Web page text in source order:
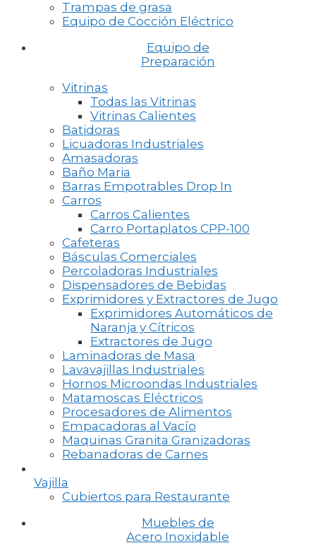
Trampas de grasa
Equipo de Cocción Eléctrico
Equipo de
Preparación
Vitrinas
Todas las Vitrinas
Vitrinas Calientes
Batidoras
Licuadoras Industriales
Amasadoras
Baño Maria
Barras Empotrables Drop In
Carros
Carros Calientes
Carro Portaplatos CPP-100
Cafeteras
Básculas Comerciales
Percoladoras Industriales
Dispensadores de Bebidas
Exprimidores y Extractores de Jugo
Exprimidores Automáticos de
Naranja y Cítricos
Extractores de Jugo
Laminadoras de Masa
Lavavajillas Industriales
Hornos Microondas Industriales
Matamoscas Eléctricos
Procesadores de Alimentos
Empacadoras al Vacío
Maquinas Granita Granizadoras
Rebanadoras de Carnes
Vajilla
Cubiertos para Restaurante
Muebles de
Acero Inoxidable